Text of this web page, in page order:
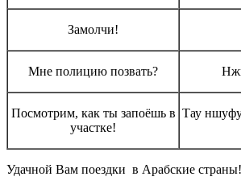
Замолчи!
Мне полицию позвать?
Посмотрим, как ты запоёшь в
участке!
Тау
Удачной Вам поездки в Арабские